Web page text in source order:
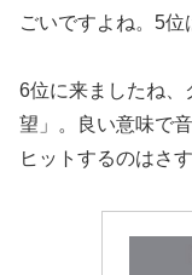
ごいですよね。5位
6位に来ましたね、
望」。良い意味で
ヒットするのはさ